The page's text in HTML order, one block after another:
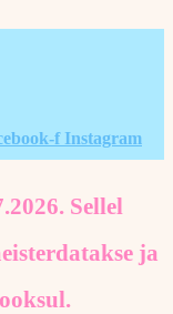
f Instagram
Sellel
ja